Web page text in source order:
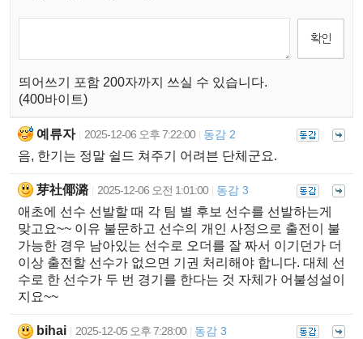
띄어쓰기 포함 200자까지 쓰실 수 있습니다.
(400바이트)
예류자 2025-12-06 오후 7:22:00 동감 2
음, 한기는 정말 쉴드 쳐주기 어려븐 단체군요.
芽社倻潞 2025-12-06 오전 1:01:00 동감 3
애초에 선수 선발할 때 각 팀 별 후보 선수를 선발하는게
맞고요~~ 이유 불문하고 선수의 개인 사정으로 출전이 불
가능한 경우 남아있는 선수로 오더를 잘 짜서 이기던가 더
이상 출전할 선수가 없으면 기권 처리해야 합니다. 대체 선
수로 한 선수가 두 번 경기를 한다는 것 자체가 어불성설이
지요~~
bihai 2025-12-05 오후 7:28:00 동감 3